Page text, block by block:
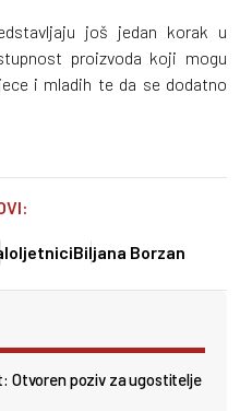
još jedan korak u
proizvoda koji mogu
i mladih te da se dodatno
Biljana Borzan
Otvoren poziv za ugostitelje